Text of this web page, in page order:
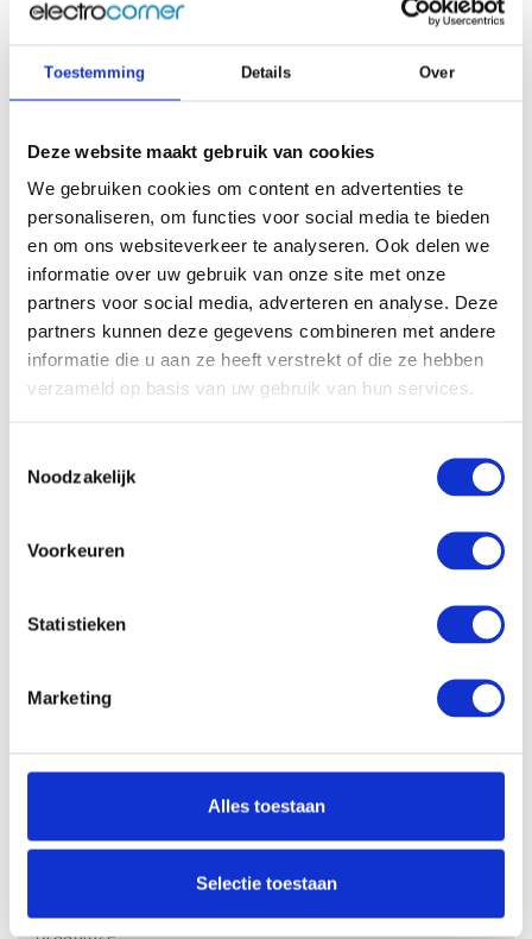
Toestemming Details Over
Deze website maakt gebruik van cookies
We gebruiken cookies om content en advertenties te
personaliseren, om functies voor social media te bieden
en om ons websiteverkeer te analyseren. Ook delen we
informatie over uw gebruik van onze site met onze
partners voor social media, adverteren en analyse. Deze
partners kunnen deze gegevens combineren met andere
informatie die u aan ze heeft verstrekt of die ze hebben
verzameld op basis van uw gebruik van hun services.
Noodzakelijk
Voorkeuren
Statistieken
Marketing
Alles toestaan
Selectie toestaan
Specificaties
Scherm resolutie:
1920 x 1080 (Full HD)
Touchscreen:
Ja
Kantelbaar:
Ja
Processor:
Intel Core i3-10110U
Processor kernen:
SSD:
Videokaart chipset:
werkgeheugen:
Ja